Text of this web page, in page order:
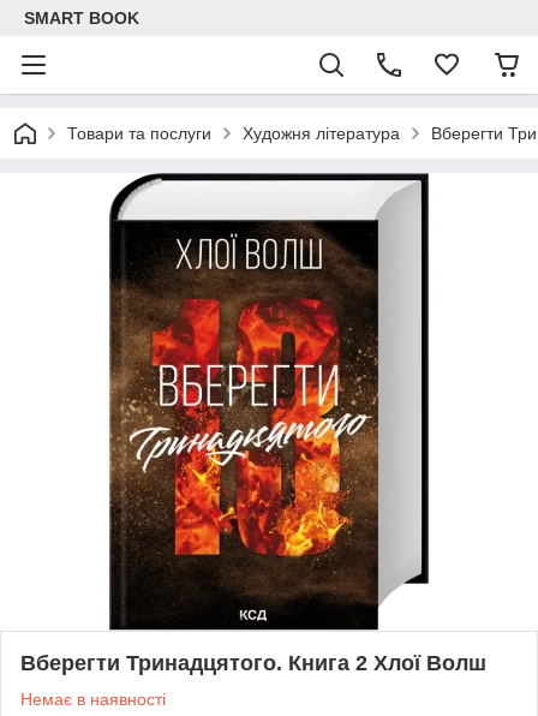
SMART BOOK
Товари та послуги Художня література Вберегти
Вберегти Тринадцятого. Книга 2 Хлої Волш
Немає в наявності